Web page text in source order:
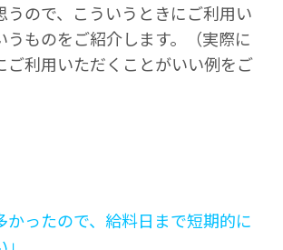
うので、こういうときにご利用い
うものをご紹介します。（実際に
ご利用いただくことがいい例をご
かったので、給料日まで短期的に